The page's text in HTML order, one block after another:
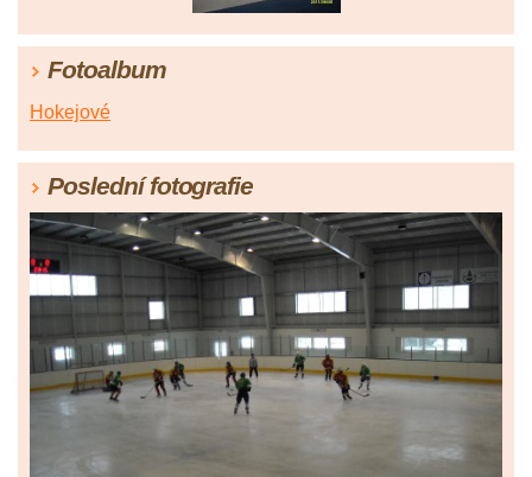
Fotoalbum
Hokejové
Poslední fotografie